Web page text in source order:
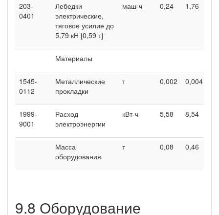
203-
0401
Лебедки
электрические,
тяговое усилие до
5,79 кН [0,59 т]
маш-ч 0,24 1,76
Материалы
1545-
0112
Металлические
прокладки
т 0,002 0,004
1999-
9001
Расход
электроэнергии
кВт-ч 5,58 8,54
Масса
оборудования
т 0,08 0,46
9.8 Оборудование